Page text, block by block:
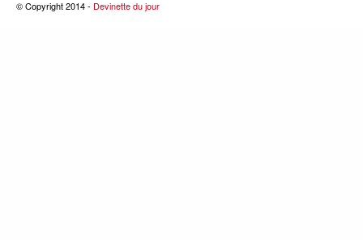
© Copyright 2014 - Devinette du jour